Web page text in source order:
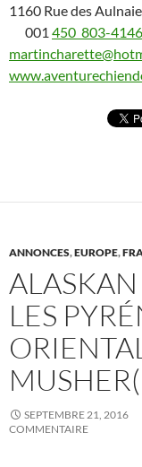
1160 Rue des
001 450 803-4146
ANNONCES,EUROPE,
LES
SEPTEMBRE 21, 2016
COMMENTAIRE